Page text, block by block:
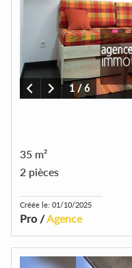
1/6
35 m²
2 pièces
Créée le: 01/10/2025
Pro /Agence